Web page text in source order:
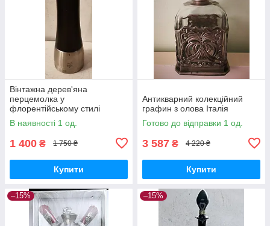
Вінтажна дерев'яна
перцемолка у
флорентійському стилі
В наявності 1 од.
1 400 ₴ 1 750 ₴
Купити
Антикварний колекційний
графин з олова Італія
Готово до відправки 1 од.
3 587 ₴ 4 220 ₴
Купити
–15% –15%